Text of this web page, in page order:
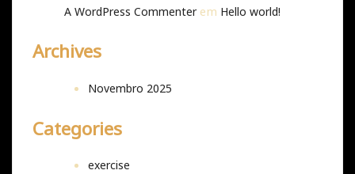
A WordPress Commenterem Hello world!
Archives
Novembro 2025
Categories
exercise